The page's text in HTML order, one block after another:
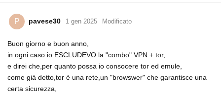
P pavese30 1 gen 2025 Modificato
Buon giorno e buon anno,
in ogni caso io ESCLUDEVO la "combo" VPN + tor,
e direi che,per quanto possa io consocere tor ed emule,
come già detto,tor è una rete,un "browswer" che garantisce una
certa sicurezza,